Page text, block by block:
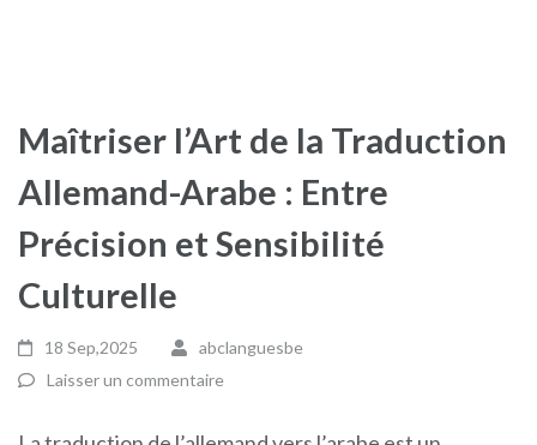
Maîtriser l’Art de la Traduction
Allemand-Arabe : Entre
Précision et Sensibilité
Culturelle
18 Sep,2025
abclanguesbe
Laisser un commentaire